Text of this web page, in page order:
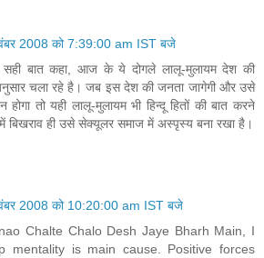
2008 को 7:39:00 am IST बजे
सही बात कहा, आज के ये दोगले लालू-मुलायम देश की
चला रहे है। जब इस देश की जनता जागेगी और उसे
होगा तो यही लालू-मुलायम भी हिन्दू हितों की बात करने
ही उसे सेक्यूलर समाज में अस्पृस्य बना रखा है।
2008 को 10:20:00 am IST बजे
Chalte Chalo Desh Jaye Bharh Main, I
mentality is main cause. Positive forces